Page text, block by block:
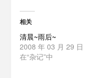
相关
清晨~雨后~
2008 年 03 月 29 日
在“杂记”中